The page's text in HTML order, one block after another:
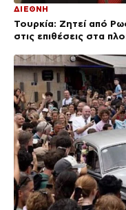
ΔΙΕΘΝΗ
Τουρκία: Ζητεί από
στις επιθέσεις στα